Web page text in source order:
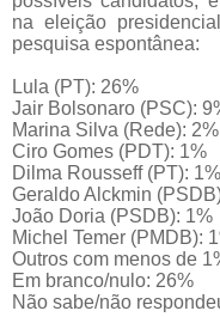
na eleição
pesquisa espontânea:
Lula (PT): 26%
Jair Bolsonaro (PSC):
Marina Silva (Rede): 2%
Ciro Gomes (PDT): 1%
Dilma Rousseff (PT): 1%
Geraldo Alckmin
João Doria (PSDB): 1%
Michel Temer (PMDB):
Outros com menos de
Em branco/nulo: 26%
Não sabe/não